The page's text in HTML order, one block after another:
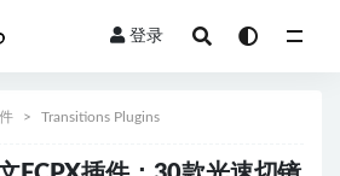
登录
Transitions Plugins